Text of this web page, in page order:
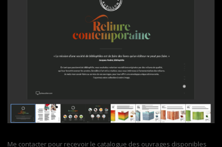
Me contacter pour recevoir le catalogue des ouvrages disponibles